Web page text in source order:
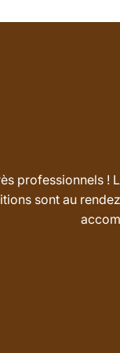
professionnels !
sont au